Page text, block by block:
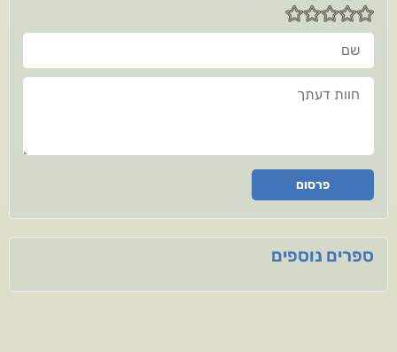
שם
חוות דעתך
פרסום
ספרים נוספים